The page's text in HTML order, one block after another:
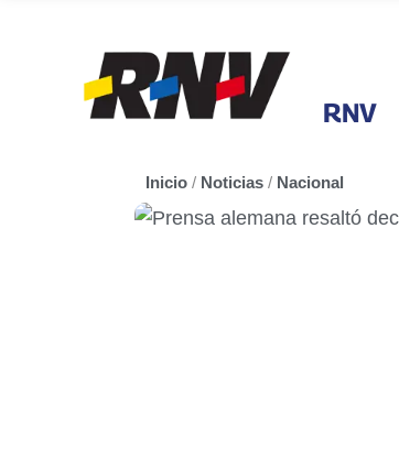
RNV
Inicio / Noticias / Nacional